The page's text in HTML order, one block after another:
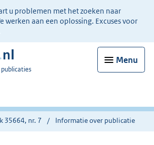
u problemen met het zoeken naar
werken aan een oplossing. Excuses voor
Menu
35664, nr. 7 Informatie over publicatie